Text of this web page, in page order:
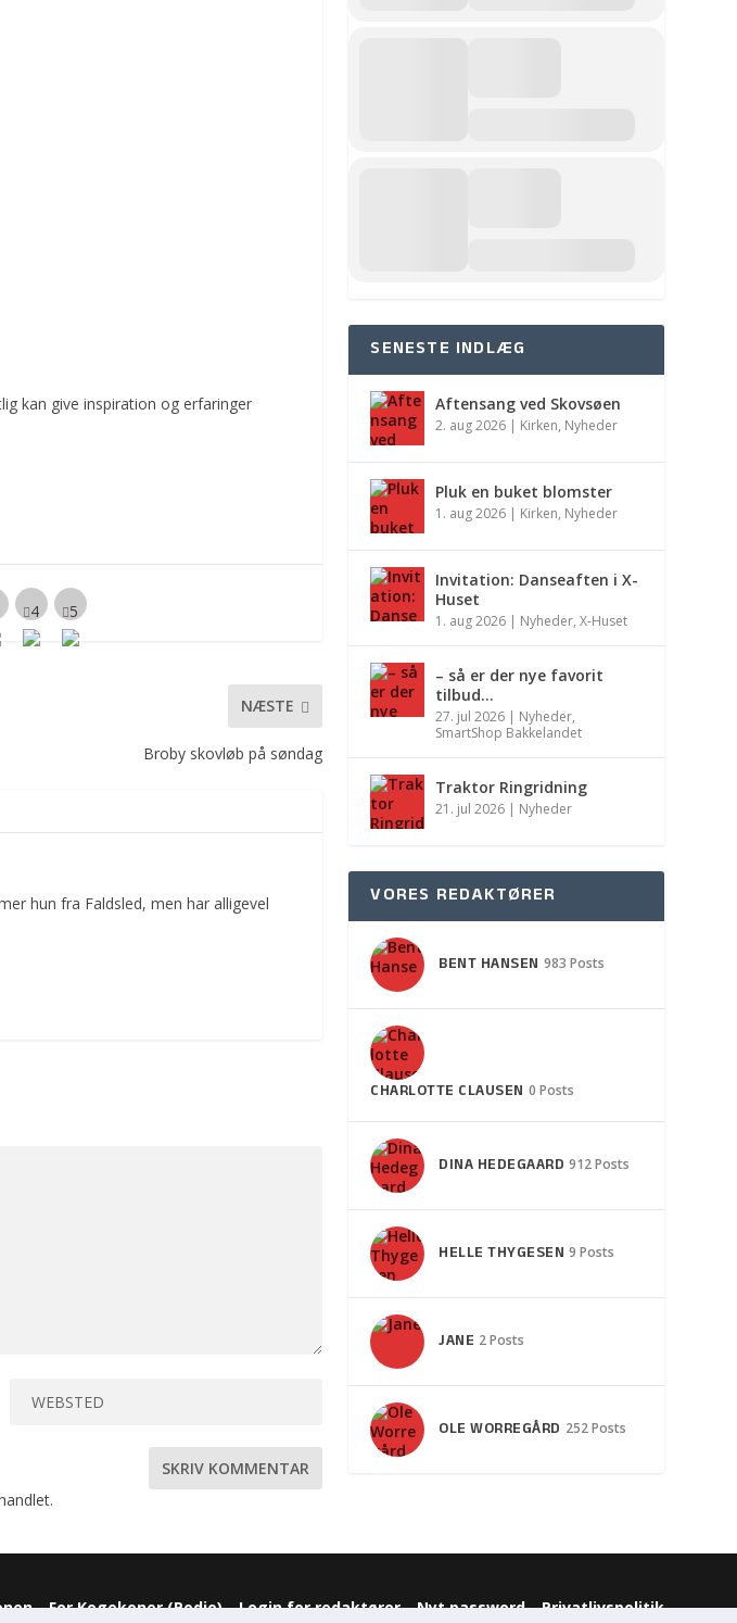
kan give inspiration og erfaringer
NÆSTE
Broby skovløb på søndag
hun fra Faldsled, men har alligevel
.
SENESTE INDLÆG
Aftensang ved Skovsøen
2. aug 2026 | Kirken, Nyheder
Pluk en buket blomster
1. aug 2026 | Kirken, Nyheder
Invitation: Danseaften i X-
Huset
1. aug 2026 | Nyheder,X-Huset
– så er der nye favorit
tilbud…
27. jul 2026 | Nyheder,
SmartShop Bakkelandet
Traktor Ringridning
21. jul 2026 | Nyheder
VORES REDAKTØRER
BENT HANSEN 983 Posts
CHARLOTTE CLAUSEN 0 Posts
DINA HEDEGAARD 912 Posts
HELLE THYGESEN 9 Posts
JANE 2 Posts
OLE WORREGÅRD 252 Posts
For Kogekoner (Podio) Login for redaktører Nyt password Privatlivspolitik